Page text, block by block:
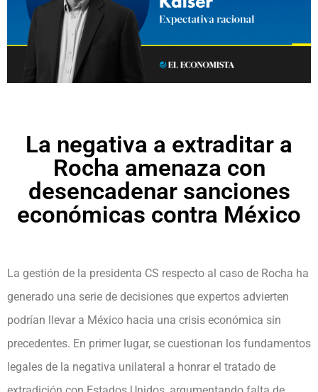
La negativa a extraditar a
Rocha amenaza con
desencadenar sanciones
económicas contra México
La gestión de la presidenta CS respecto al caso de Rocha ha
generado una serie de decisiones que expertos advierten
podrían llevar a México hacia una crisis económica sin
precedentes. En primer lugar, se cuestionan los fundamentos
legales de la negativa unilateral a honrar el tratado de